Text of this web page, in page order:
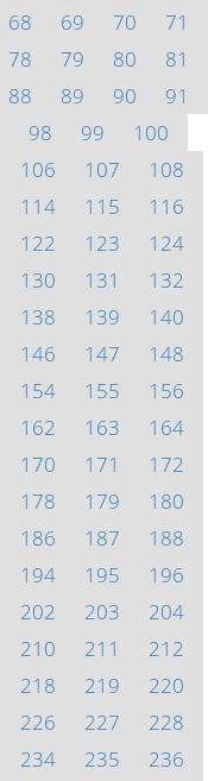
68 69 70
71
78 79 80
81
88 89 90
91
98 99
100
106 107
108
114 115
116
122 123
124
130 131
132
138 139
140
146 147
148
154 155
156
162 163
164
170 171
172
178 179
180
186 187
188
194 195
196
202 203
204
210 211
212
218 219
220
226 227
228
234 235
236